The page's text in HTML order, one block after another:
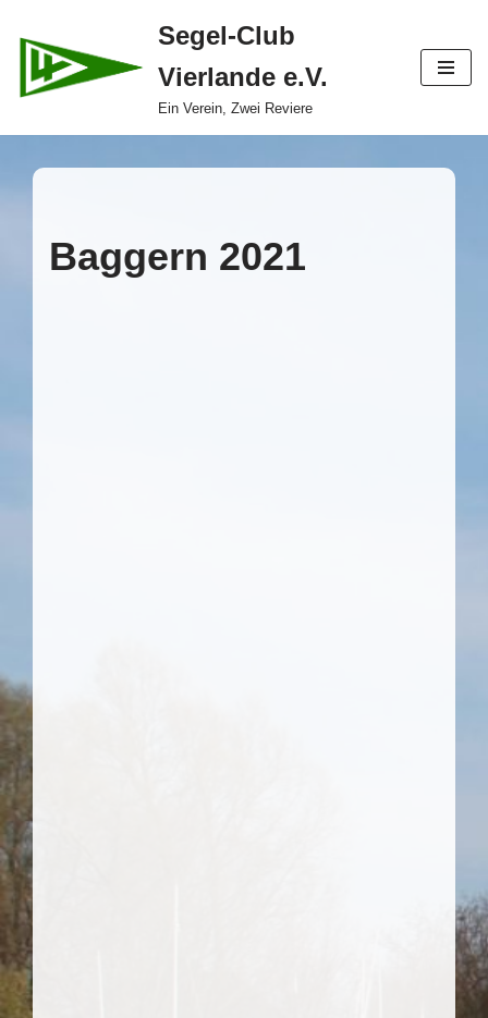
Zum
Inhalt
Segel-Club
Vierlande e.V.
Ein Verein, Zwei Reviere
Baggern 2021